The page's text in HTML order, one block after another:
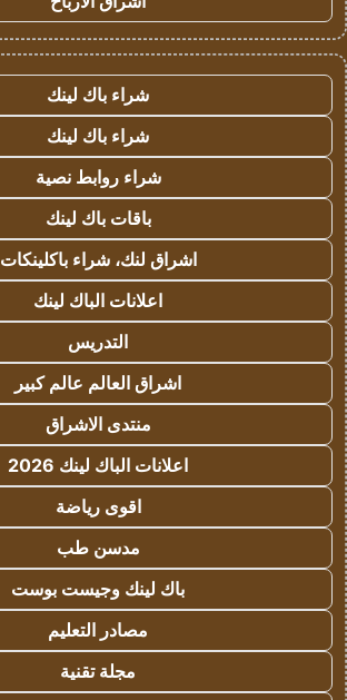
شراء باك لينك
شراء باك لينك
شراء روابط نصية
باقات باك لينك
اشراق لنك، شراء باكلينكات
اعلانات الباك لينك
التدريس
اشراق العالم عالم كبير
منتدى الاشراق
اعلانات الباك لينك 2026
اقوى رياضة
مدسن طب
باك لينك وجيست بوست
مصادر التعليم
مجلة تقنية